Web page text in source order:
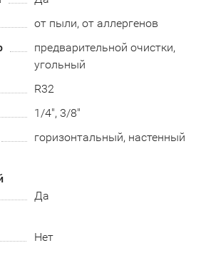
от пыли, от аллергенов
предварительной очистки,
угольный
R32
1/4", 3/8"
горизонтальный, настенный
Да
Нет